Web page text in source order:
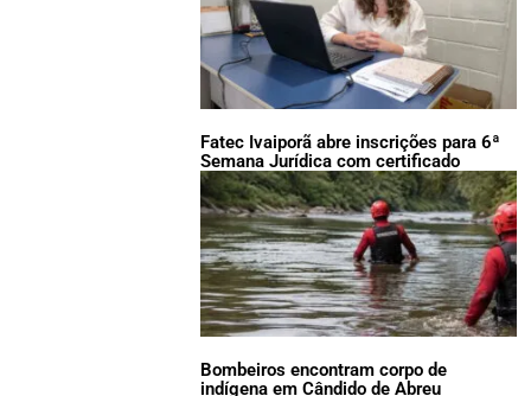
Fatec Ivaiporã abre inscrições para 6ª
Semana Jurídica com certificado
Bombeiros encontram corpo de
indígena em Cândido de Abreu